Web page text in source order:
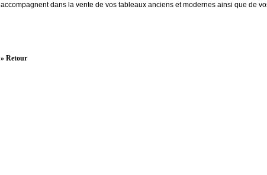
accompagnent dans la vente de vos tableaux anciens et modernes ainsi que de
» Retour